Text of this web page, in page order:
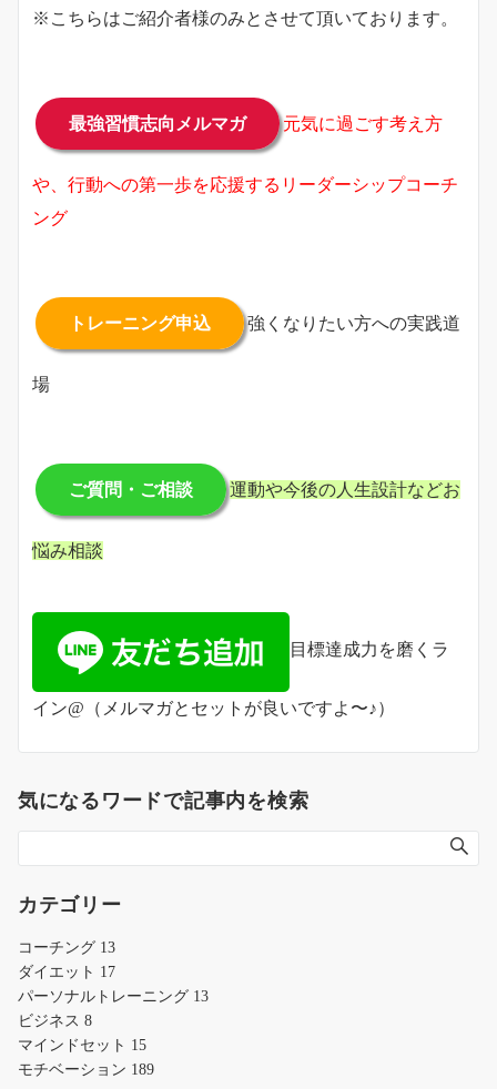
※こちらはご紹介者様のみとさせて頂いております。
最強習慣志向メルマガ 元気に過ごす考え方
や、行動への第一歩を応援するリーダーシップコーチ
ング
トレーニング申込 強くなりたい方への実践道
場
ご質問・ご相談 運動や今後の人生設計などお
悩み相談
目標達成力を磨くラ
イン@（メルマガとセットが良いですよ〜♪）
気になるワードで記事内を検索
カテゴリー
コーチング 13
ダイエット 17
パーソナルトレーニング 13
ビジネス 8
マインドセット 15
モチベーション 189